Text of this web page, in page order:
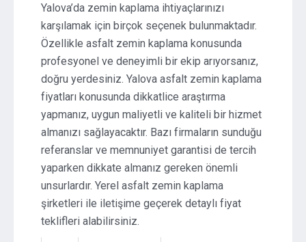
Yalova’da zemin kaplama ihtiyaçlarınızı
karşılamak için birçok seçenek bulunmaktadır.
Özellikle asfalt zemin kaplama konusunda
profesyonel ve deneyimli bir ekip arıyorsanız,
doğru yerdesiniz. Yalova asfalt zemin kaplama
fiyatları konusunda dikkatlice araştırma
yapmanız, uygun maliyetli ve kaliteli bir hizmet
almanızı sağlayacaktır. Bazı firmaların sunduğu
referanslar ve memnuniyet garantisi de tercih
yaparken dikkate almanız gereken önemli
unsurlardır. Yerel asfalt zemin kaplama
şirketleri ile iletişime geçerek detaylı fiyat
teklifleri alabilirsiniz.